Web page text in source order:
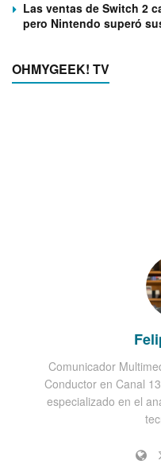
Las ventas de Switch 2
pero Nintendo superó
OHMYGEEK! TV
Comunicador
Conductor en Canal
especializado en el